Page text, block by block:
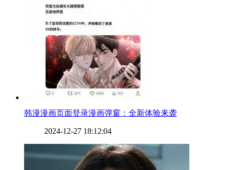
​韩漫漫画页面登录漫画弹窗：全新体验来袭
2024-12-27 18:12:04